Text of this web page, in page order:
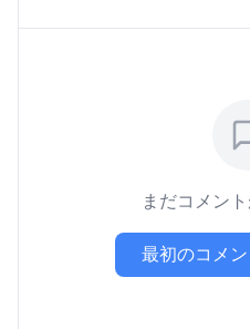
まだコメン
最初のコメ